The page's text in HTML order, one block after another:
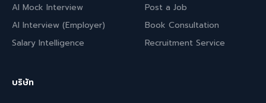
AI Mock Interview
AI Interview (Employer)
Salary Intelligence
Post a Job
Book Consultation
Recruitment Service
บริษัท